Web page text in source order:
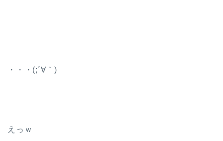
・・・(;´∀｀)
えっｗ